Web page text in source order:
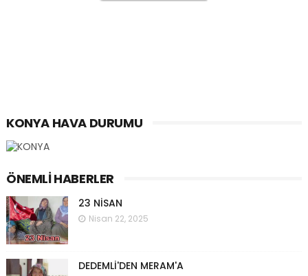
KONYA HAVA DURUMU
ÖNEMLI HABERLER
23 NİSAN
Nisan 22, 2025
DEDEMLİ'DEN MERAM'A